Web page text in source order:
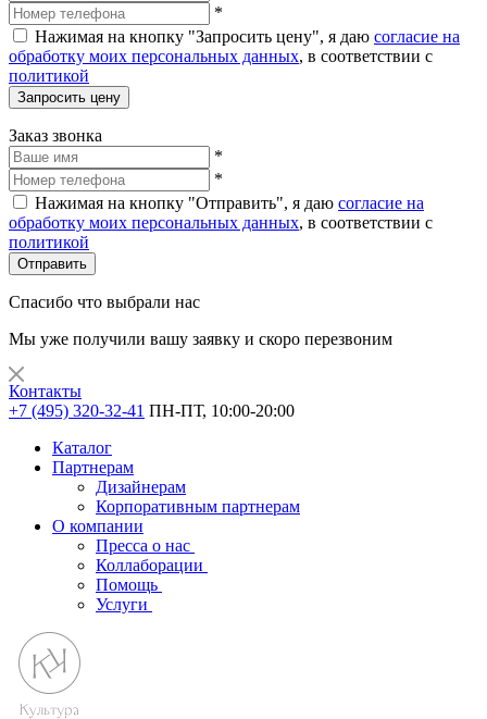
*
Нажимая на кнопку "Запросить цену", я даю согласие на
обработку моих персональных данных, в соответствии с
политикой
Запросить цену
Заказ звонка
*
*
Нажимая на кнопку "Отправить", я даю согласие на
обработку моих персональных данных, в соответствии с
политикой
Отправить
Спасибо что выбрали нас
Мы уже получили вашу заявку и скоро перезвоним
Контакты
+7 (495) 320-32-41 ПН-ПТ, 10:00-20:00
Каталог
Партнерам
Дизайнерам
Корпоративным партнерам
О компании
Пресса о нас
Коллаборации
Помощь
Услуги